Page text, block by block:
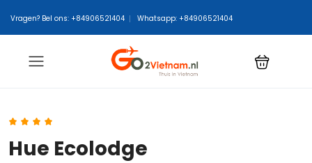
Vragen? Bel ons: +84906521404 Whatsapp: +84906521404
Hue Ecolodge